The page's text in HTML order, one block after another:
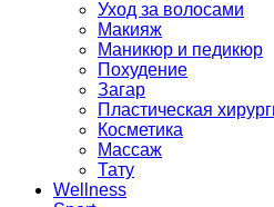
Уход за волосами
Макияж
Маникюр и педикюр
Похудение
Загар
Пластическая
Косметика
Массаж
Тату
Wellness